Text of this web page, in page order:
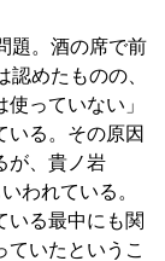
題。酒の席で前
めたものの、
っていない」
いる。その原因
が、貴ノ岩
われている。
いる最中にも関
ていたというこ